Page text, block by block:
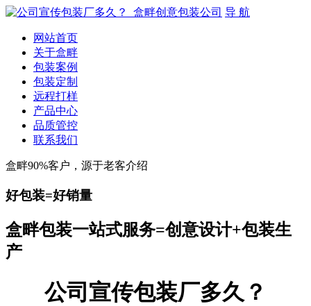
导 航
网站首页
关于盒畔
包装案例
包装定制
远程打样
产品中心
品质管控
联系我们
盒畔90%客户，源于老客介绍
好包装=好销量
盒畔包装一站式服务=创意设计+包装生
产
公司宣传包装厂多久？